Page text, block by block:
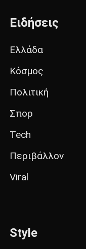
Ειδήσεις
Ελλάδα
Κόσμος
Πολιτική
Σπορ
Tech
Περιβάλλον
Viral
Style